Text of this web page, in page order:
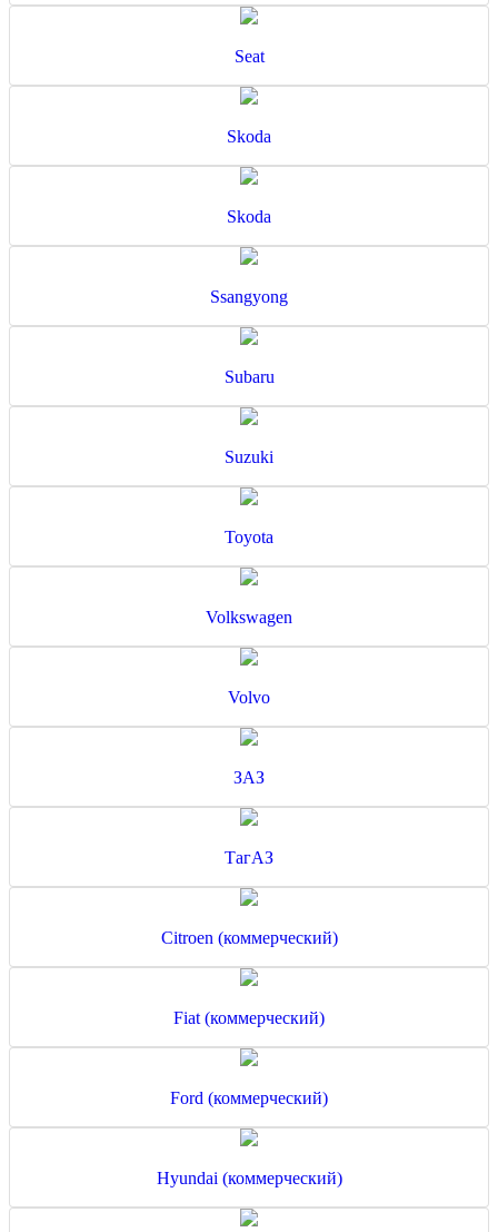
Seat
Skoda
Skoda
Ssangyong
Subaru
Suzuki
Toyota
Volkswagen
Volvo
ЗАЗ
ТагАЗ
Citroen (коммерческий)
Fiat (коммерческий)
Ford (коммерческий)
Hyundai (коммерческий)